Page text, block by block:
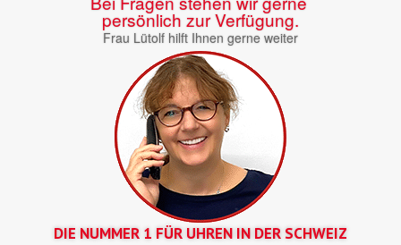
persönlich zur Verfügung.
Frau Lütolf hilft Ihnen gerne weiter
DIE NUMMER 1 FÜR UHREN IN DER SCHWEIZ